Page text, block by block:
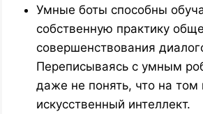
Умные боты способны
собственную практику
совершенствования
Переписываясь с умным
даже не понять, что на том
искусственный интеллект.